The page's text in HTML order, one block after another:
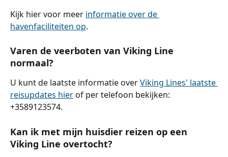
Kijk hier voor meer informatie over de
havenfaciliteiten op.
Varen de veerboten van Viking Line
normaal?
U kunt de laatste informatie over Viking Lines' laatste
reisupdates hier of per telefoon bekijken:
+3589123574.
Kan ik met mijn huisdier reizen op een
Viking Line overtocht?